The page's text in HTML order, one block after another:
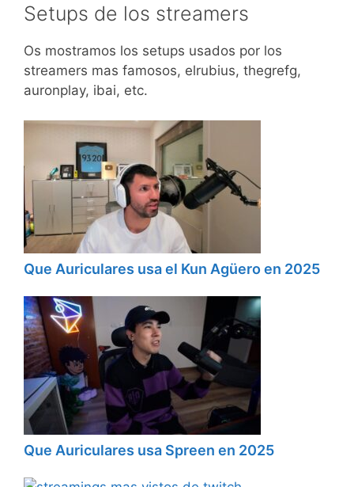
Setups de los streamers
Os mostramos los setups usados por los
streamers mas famosos, elrubius, thegrefg,
auronplay, ibai, etc.
Que Auriculares usa el Kun Agüero en 2025
Que Auriculares usa Spreen en 2025